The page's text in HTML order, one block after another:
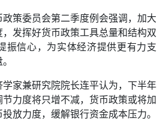
策委员会第二季度例会强调，加大
发挥好货币政策工具总量和结构双
振信心，为实体经济提供更有力支
家兼研究院院长连平认为，下半年
力度将只增不减，货币政策或将加
放力度，缓解银行资金成本压力。